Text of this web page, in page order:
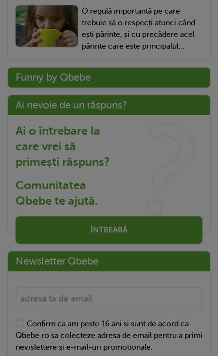
O regulă importantă pe care
trebuie să o respecți atunci când
ești părinte, și cu precădere acel
părinte care este principalul...
Funny by Qbebe
Ai nevoie de un răspuns?
Ai o întrebare la
care vrei să
primești răspuns?
Comunitatea
Qbebe te ajută.
ÎNTREABĂ
Newsletter Qbebe
Confirm ca am peste 16 ani si sunt de acord ca
Qbebe.ro sa colecteze adresa de email pentru a primi
newslettere si e-mail-uri promotionale.